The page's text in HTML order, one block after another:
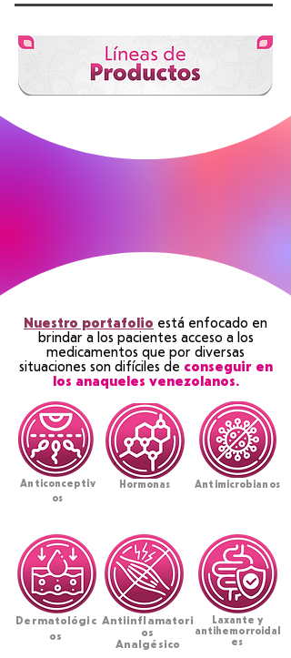
Nuestro portafolio está enfocado en
brindar a los pacientes acceso a los
medicamentos que por diversas
situaciones son difíciles de conseguir en
los anaqueles venezolanos.
Anticonceptiv
os
Hormonas Antimicrobianos
Dermatológic
os
Antiinflamatori
os
Analgésico
Laxante y
antihemorroidal
es